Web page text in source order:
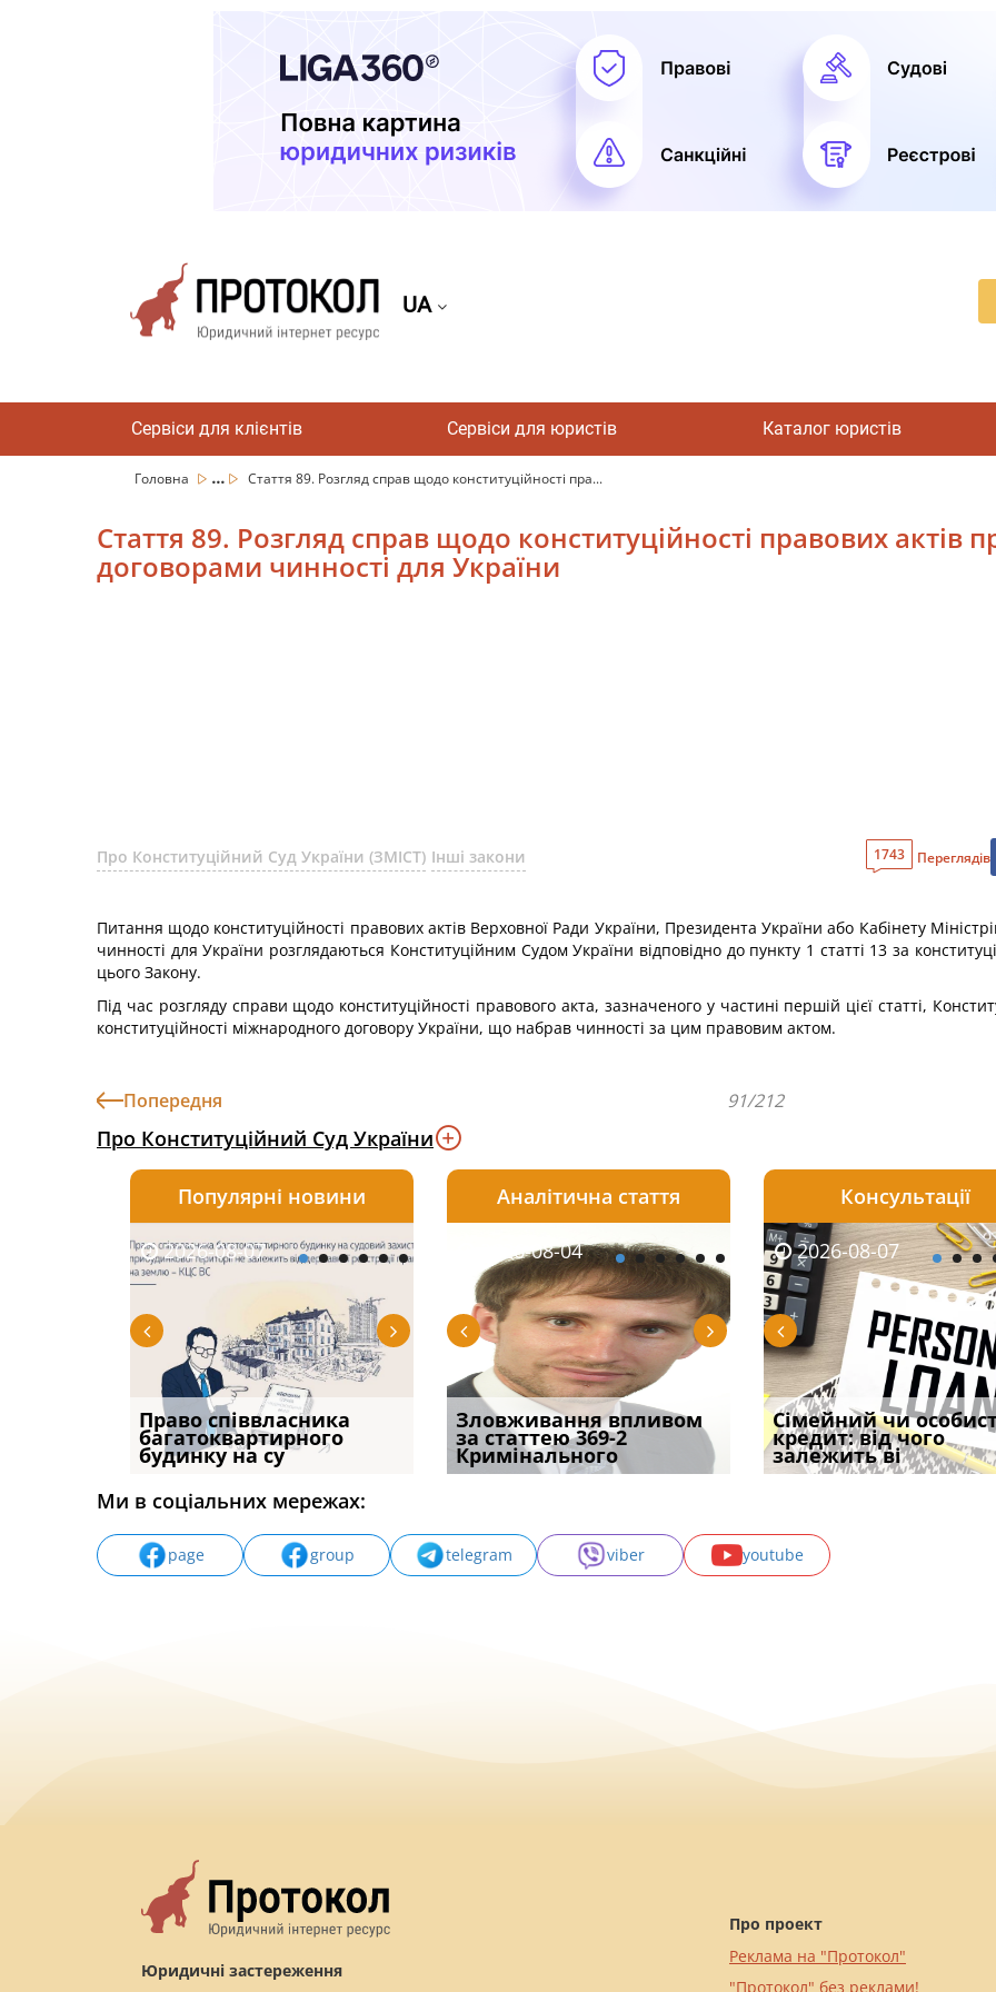
UA
Сервіси для клієнтів Сервіси для юристів Каталог юристів
Головна ... Стаття 89. Розгляд справ щодо конституційності пра...
Стаття 89. Розгляд справ щодо конституційності правових
договорами чинності для України
Про Конституційний Суд України (ЗМІСТ) Інші закони 1743 Переглядів
Питання щодо конституційності правових актів Верховної Ради України, Президента України або Кабінету
чинності для України розглядаються Конституційним Судом України відповідно до пункту 1 статті 13 за
цього Закону.
Під час розгляду справи щодо конституційності правового акта, зазначеного у частині першій цієї статті,
конституційності міжнародного договору України, що набрав чинності за цим правовим актом.
Попередня 91/212
Про Конституційний Суд України
Популярні новини
2026-08-07
Право співвласника
багатоквартирного
будинку на су
2026-08-06
Якщо суд встановив для
відшкодування шкоди
наявніс
2026-08-06
Документи, на яких не
проставляється
апостиль: пер
Аналітична стаття
2026-08-03
Водії можуть отримати
компенсацію за
незаконні дії
2026-08-04
Зловживання впливом
за статтею 369-2
Кримінального
2026-08-04
Переоформлення
відстрочки за іншою
підставою: нов
Консультації
2026-08-05
Чи потрібна ФОП
печатка у 2026 році:
правила засто
2026-08-07
Сімейний чи
кредит: від чого
залежить ві
2026-07-30
Восьмий ААС
підтвердив, що
може скас
Ми в соціальних мережах:
page group telegram viber youtube
Юридичні застереження
Про проект
Реклама на "Протокол"
"Протокол" без реклами!